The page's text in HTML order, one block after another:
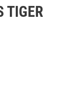
TIGER